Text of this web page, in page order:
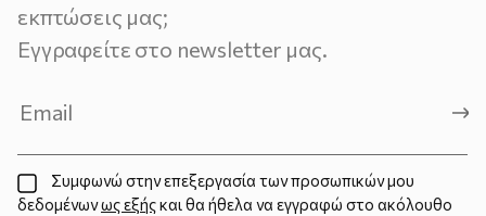
εκπτώσεις μας;
Εγγραφείτε στο newsletter μας.
Συμφωνώ στην επεξεργασία των προσωπικών μου
δεδομένωνως εξήςκαι θα ήθελα να εγγραφώ στο ακόλουθο